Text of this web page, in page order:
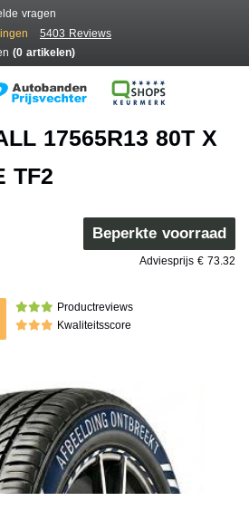
vragen
5403 Reviews
(0 artikelen)
17565R13 80T X
TF2
Beperkte voorraad
Adviesprijs € 73.32
Productreviews
Kwaliteitsscore